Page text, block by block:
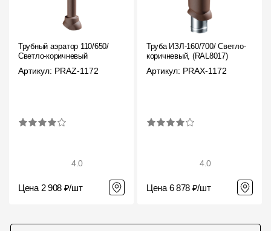
Трубный аэратор 110/650/
Светло-коричневый
Артикул: PRAZ-1172
4.0
Цена 2 908 ₽/шт
Труба ИЗЛ-160/700/ Светло-
коричневый, (RAL8017)
Артикул: PRAX-1172
4.0
Цена 6 878 ₽/шт